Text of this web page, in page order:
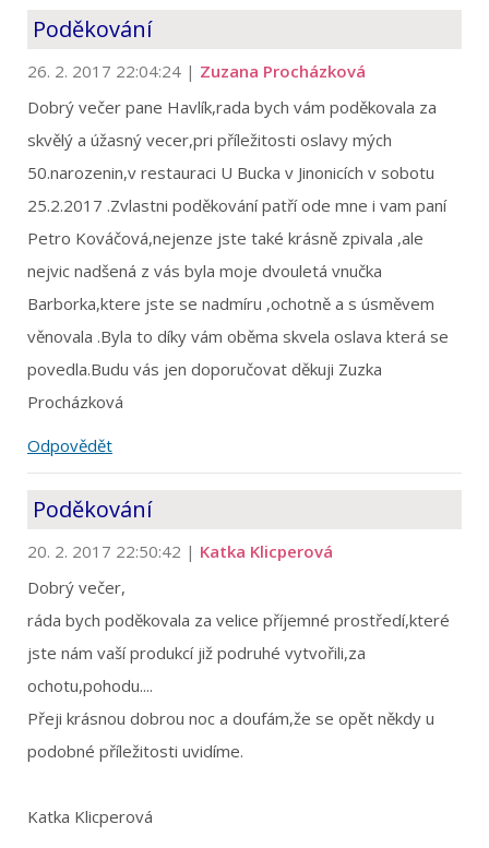
Poděkování
26. 2. 2017 22:04:24 | Zuzana Procházková
Dobrý večer pane Havlík,rada bych vám poděkovala za
skvělý a úžasný vecer,pri příležitosti oslavy mých
50.narozenin,v restauraci U Bucka v Jinonicích v sobotu
25.2.2017 .Zvlastni poděkování patří ode mne i vam paní
Petro Kováčová,nejenze jste také krásně zpivala ,ale
nejvic nadšená z vás byla moje dvouletá vnučka
Barborka,ktere jste se nadmíru ,ochotně a s úsměvem
věnovala .Byla to díky vám oběma skvela oslava která se
povedla.Budu vás jen doporučovat děkuji Zuzka
Procházková
Odpovědět
Poděkování
20. 2. 2017 22:50:42 | Katka Klicperová
Dobrý večer,
ráda bych poděkovala za velice příjemné prostředí,které
jste nám vaší produkcí již podruhé vytvořili,za
ochotu,pohodu....
Přeji krásnou dobrou noc a doufám,že se opět někdy u
podobné příležitosti uvidíme.
Katka Klicperová